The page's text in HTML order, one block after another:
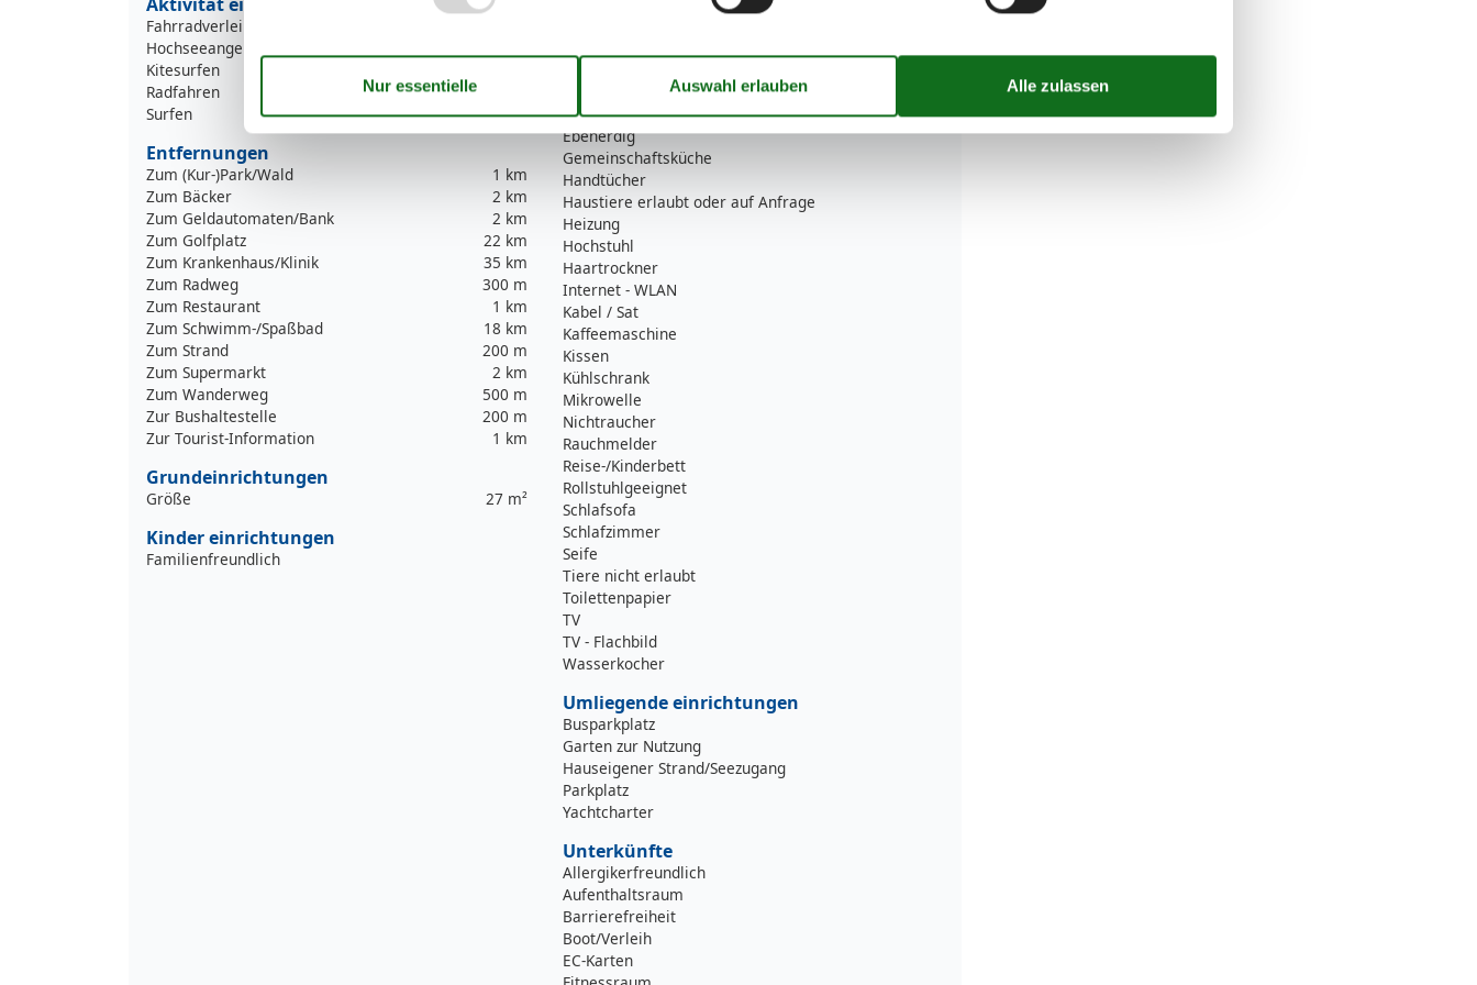
Fahrradverleih
Hochseeangelfahrten
Kitesurfen
Radfahren
Surfen
Entfernungen
Zum (Kur-)Park/Wald
1 km
Zum Bäcker
2 km
Zum Geldautomaten/Bank
2 km
Zum Golfplatz
22 km
Zum Krankenhaus/Klinik
35 km
Zum Radweg
300 m
Zum Restaurant
1 km
Zum Schwimm-/Spaßbad
18 km
Zum Strand
200 m
Zum Supermarkt
2 km
Zum Wanderweg
500 m
Zur Bushaltestelle
200 m
Zur Tourist-Information
1 km
Grundeinrichtungen
Größe 27 m²
Kinder einrichtungen
Familienfreundlich
Dusche/WC
Ebenerdig
Gemeinschaftsküche
Handtücher
Haustiere erlaubt oder auf Anfrage
Heizung
Hochstuhl
Haartrockner
Internet - WLAN
Kabel / Sat
Kaffeemaschine
Kissen
Kühlschrank
Mikrowelle
Nichtraucher
Rauchmelder
Reise-/Kinderbett
Rollstuhlgeeignet
Schlafsofa
Schlafzimmer
Seife
Tiere nicht erlaubt
Toilettenpapier
TV
TV - Flachbild
Wasserkocher
Umliegende einrichtungen
Busparkplatz
Garten zur Nutzung
Hauseigener Strand/Seezugang
Parkplatz
Yachtcharter
Unterkünfte
Allergikerfreundlich
Aufenthaltsraum
Barrierefreiheit
Boot/Verleih
EC-Karten